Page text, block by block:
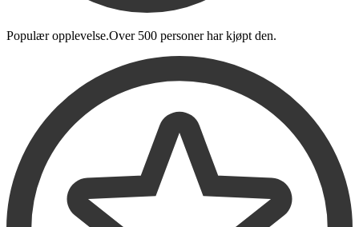
Populær opplevelse.Over 500 personerhar kjøpt den.